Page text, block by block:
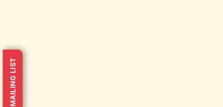
MAILING LIST